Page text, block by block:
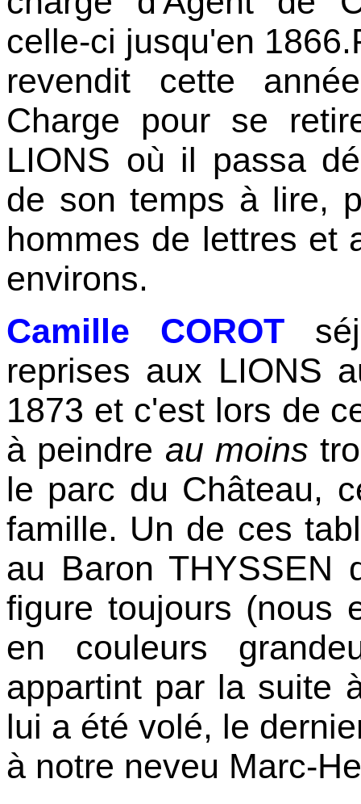
celle-ci jusqu'en
revendit cette
Charge pour se
LIONS où il passa
de son temps à lire,
hommes de lettres et
environs.
Camille COROT
reprises aux LIONS
1873 et c'est lors de
à peindre au moins
le parc du Château,
famille. Un de ces
au Baron THYSSEN
figure toujours (nous
en couleurs
appartint par la suite
lui a été volé, le
à notre neveu Marc-